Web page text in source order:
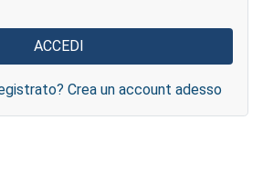
Crea un account adesso